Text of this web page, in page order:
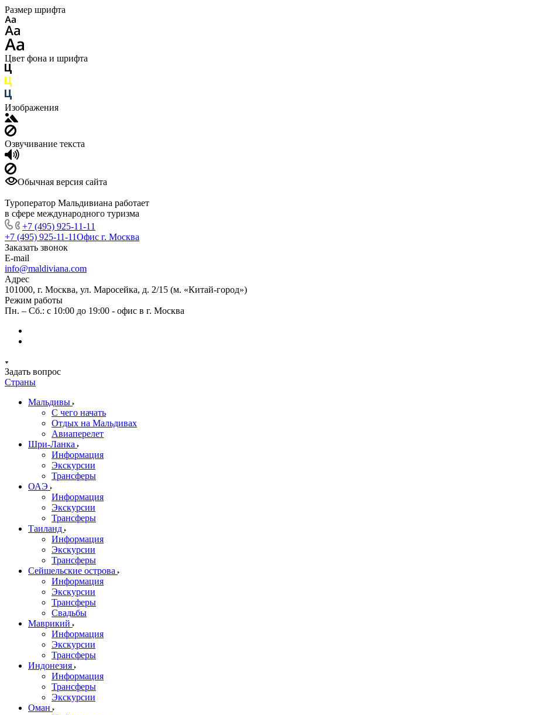
Размер шрифта
Цвет фона и шрифта
Изображения
Озвучивание текста
Обычная версия сайта
Туроператор Мальдивиана работает
в сфере международного туризма
+7 (495) 925-11-11
+7 (495) 925-11-11Офис г. Москва
Заказать звонок
E-mail
info@maldiviana.com
Адрес
101000, г. Москва, ул. Маросейка, д. 2/15 (м. «Китай-город»)
Режим работы
Пн. – Сб.: с 10:00 до 19:00 - офис в г. Москва
Задать вопрос
Страны
Мальдивы
С чего начать
Отдых на Мальдивах
Авиаперелет
Шри-Ланка
Информация
Экскурсии
Трансферы
ОАЭ
Информация
Экскурсии
Трансферы
Таиланд
Информация
Экскурсии
Трансферы
Сейшельские острова
Информация
Экскурсии
Трансферы
Свадьбы
Маврикий
Информация
Экскурсии
Трансферы
Индонезия
Информация
Трансферы
Экскурсии
Оман